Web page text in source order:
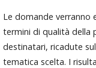
Le domande verranno
termini di qualità della
destinatari, ricadute
tematica scelta. I